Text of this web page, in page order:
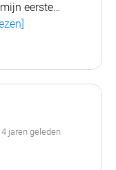
eerste…
4 jaren geleden